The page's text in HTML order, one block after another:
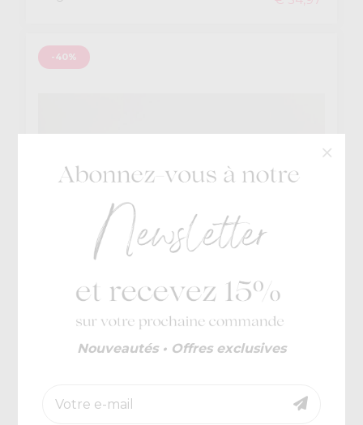
-40%
Skechers
€ 64,95
Nouveautés • Offres exclusives